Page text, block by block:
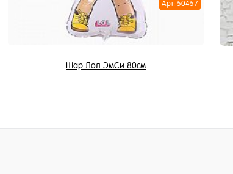
Арт: 50457
Шар Лол ЭмСи 80см